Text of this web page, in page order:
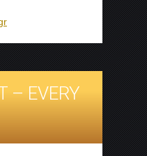
– EVERY